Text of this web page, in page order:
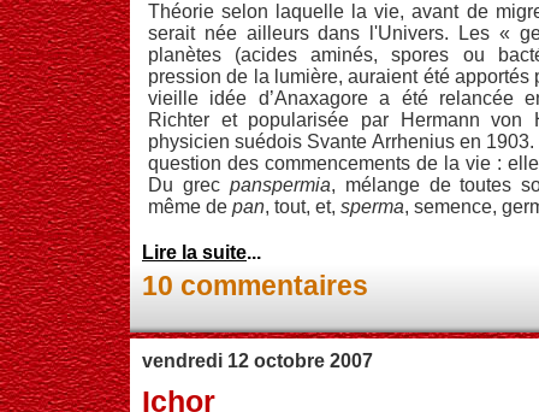
Théorie selon laquelle la vie, avant de
serait née ailleurs dans l'Univers. Les «
planètes (acides aminés, spores ou
pression de la lumière, auraient été apportés
vieille idée d’Anaxagore a été relancée
Richter et popularisée par Hermann von
physicien suédois Svante Arrhenius en
question des commencements de la vie :
Du grec panspermia, mélange de toutes
même de pan, tout, et, sperma, semence,
Lire la suite...
10 commentaires
vendredi 12 octobre 2007
Ichor